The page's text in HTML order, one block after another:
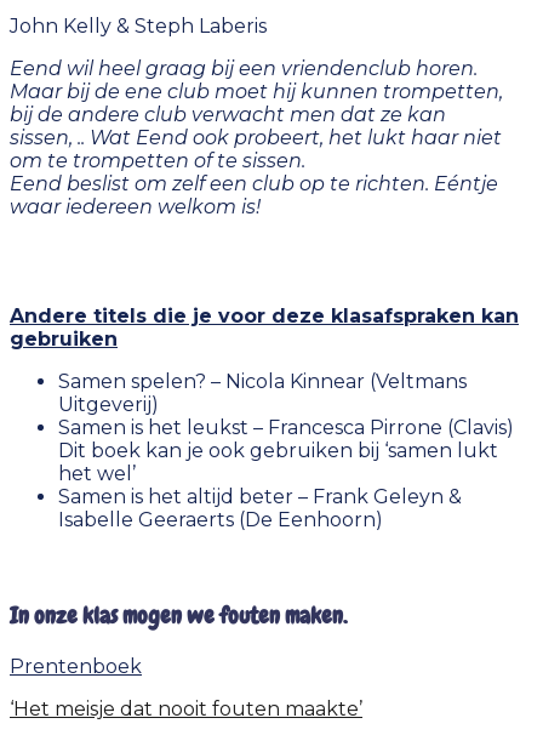
John Kelly & Steph Laberis
Eend wil heel graag bij een vriendenclub horen.
Maar bij de ene club moet hij kunnen trompetten,
bij de andere club verwacht men dat ze kan
sissen, .. Wat Eend ook probeert, het lukt haar niet
om te trompetten of te sissen.
Eend beslist om zelf een club op te richten. Eéntje
waar iedereen welkom is!
Andere titels die je voor deze klasafspraken kan
gebruiken
Samen spelen? – Nicola Kinnear (Veltmans
Uitgeverij)
Samen is het leukst – Francesca Pirrone (Clavis)
Dit boek kan je ook gebruiken bij ‘samen lukt
het wel’
Samen is het altijd beter – Frank Geleyn &
Isabelle Geeraerts (De Eenhoorn)
In onze klas mogen we fouten maken.
Prentenboek
‘Het meisje dat nooit fouten maakte’